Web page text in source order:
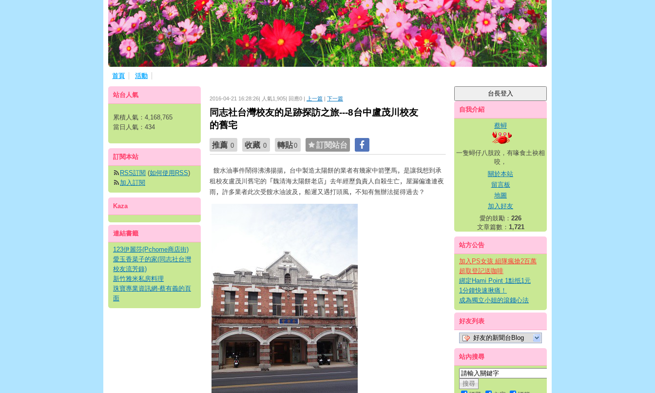
首頁 活動
2016-04-21 16:28:26| 人氣1,905| 回應0 | 上一篇 | 下一篇
同志社台灣校友的足跡探訪之旅---8台中盧茂川校友
的舊宅
推薦 0 收藏 0 轉貼0 訂閱站台
餿水油事件鬧得沸沸揚揚， 台中製造太陽餅的業者有幾家中箭墜馬， 是讓我想到承
租校友盧茂川舊宅的 「 魏清海太陽餅老店 」 去年經歷負責人自殺生亡， 屋漏偏逢連夜
雨， 許多業者此次受餿水油波及 ， 船遲又遇打頭風， 不知有無辦法挺得過去？
自我介紹
蔡蟳
一隻蟳仔八肢跤，有喙食土袂相
咬，
關於本站
留言板
地圖
加入好友
愛的鼓勵： 226
文章篇數： 1,721
站方公告
加入PS女孩 組隊瘋搶2百萬
超取登記送咖啡
綁定Hami Point 1點抵1元
1分鐘快速揪痛！
成為獨立小姐的滾錢心法
好友列表
好友的新聞台Blog
站內搜尋
站台人氣
累積人氣： 4,168,765
當日人氣： 434
訂閱本站
RSS訂閱 (如何使用RSS)
加入訂閱
Kaza
連結書籤
123伊麗莎(Pchome商店街)
愛玉香菜子的家(同志社台灣
校友流芳錄)
新竹雅米私房料理
珠寶專業資訊網-蔡有義的頁
面